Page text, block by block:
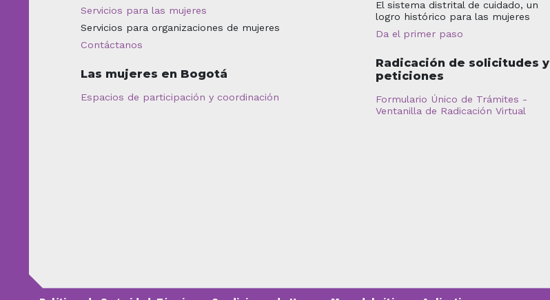
Servicios para las mujeres
Servicios para organizaciones de mujeres
Contáctanos
Las mujeres en Bogotá
Espacios de participación y coordinación
El sistema distrital de cuidado, un
logro histórico para las mujeres
Da el primer paso
Radicación de solicitudes y
peticiones
Formulario Único de Trámites -
Ventanilla de Radicación Virtual